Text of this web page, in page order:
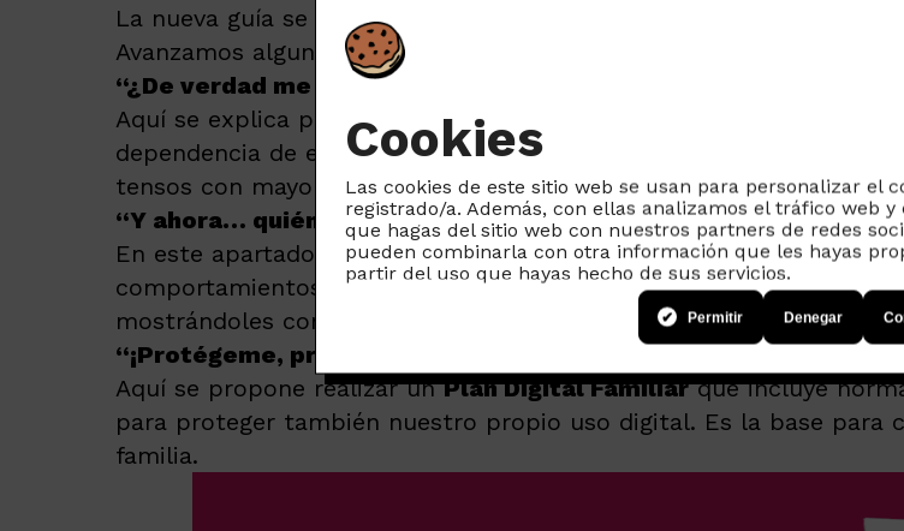
Cookies
Las cookies de este sitio web se usan para personalizar el
registrado/a. Además, con ellas analizamos el tráfico web
que hagas del sitio web con nuestros partners de redes
pueden combinarla con otra información que les hayas
partir del uso que hayas hecho de sus servicios.
Permitir Denegar
La nueva guía se organiza en varios apartados que combinan
Avanzamos algunos apartados:
“¿De verdad me quieres dar un chupete digital?”
Aquí se explica por qué recurrir a pantallas para calmar puede
dependencia de estímulos externos. La guía propone alternativas
tensos con mayor presencia, promoviendo estrategias que los
“Y ahora… quién tiene el chupete”
En este apartado, la guía pone el foco en el rol del adulto como
comportamientos que los niños observan e imitan y ofrece
mostrándoles con el ejemplo lo que significa un uso responsable
“¡Protégeme, protégete!”
Aquí se propone realizar unPlan Digital Familiarque incluye
para proteger también nuestro propio uso digital. Es la base
familia.